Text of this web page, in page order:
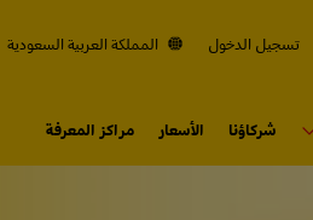
تسجيل الدخول المملكة العربية السعودية
شركاؤنا الأسعار مراكز المعرفة